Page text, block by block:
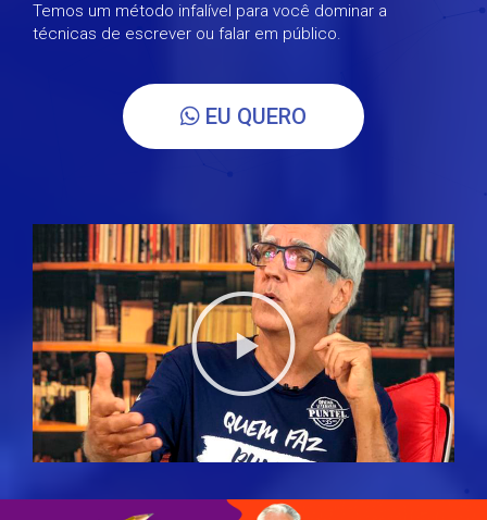
Temos um método infalível para você dominar a
técnicas de escrever ou falar em público.
EU QUERO